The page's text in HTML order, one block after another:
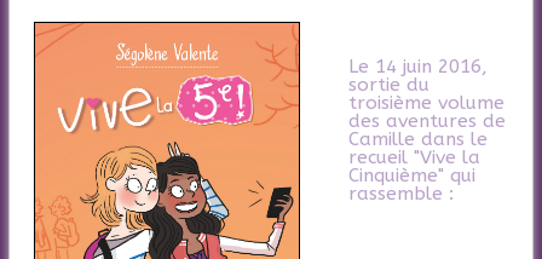
Le 14 juin 2016,
sortie du
troisième volume
des aventures de
Camille dans le
recueil "Vive la
Cinquième" qui
rassemble :